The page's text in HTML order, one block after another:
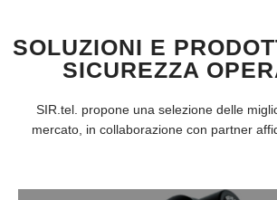
SOLUZIONI E
SICUREZZA
SIR.tel. propone una selezione delle
mercato, in collaborazione con partner